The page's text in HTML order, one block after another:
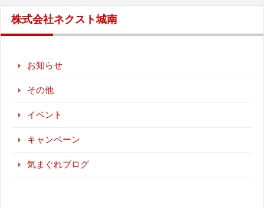
株式会社ネクスト城南
お知らせ
その他
イベント
キャンペーン
気まぐれブログ